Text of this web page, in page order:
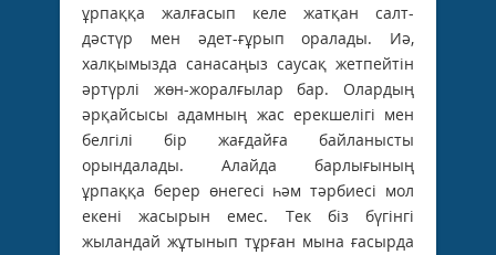
ұрпаққа жалғасып келе жатқан салт-
дәстүр мен әдет-ғұрып оралады. Иә,
халқымызда санасаңыз саусақ жетпейтін
әртүрлі жөн-жоралғылар бар. Олардың
әрқайсысы адамның жас ерекшелігі мен
белгілі бір жағдайға байланысты
орындалады. Алайда барлығының
ұрпаққа берер өнегесі һәм тәрбиесі мол
екені жасырын емес. Тек біз бүгінгі
жыландай жұтынып тұрған мына ғасырда